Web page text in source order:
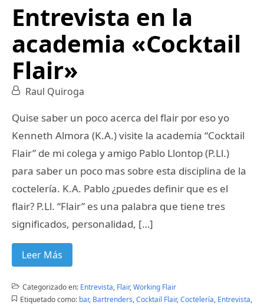
Entrevista en la
academia «Cocktail
Flair»
Raul Quiroga
Quise saber un poco acerca del flair por eso yo
Kenneth Almora (K.A.) visite la academia “Cocktail
Flair” de mi colega y amigo Pablo Llontop (P.Ll.)
para saber un poco mas sobre esta disciplina de la
coctelería. K.A. Pablo ¿puedes definir que es el
flair? P.Ll. “Flair” es una palabra que tiene tres
significados, personalidad, […]
Leer Más
Categorizado en: Entrevista, Flair,Working Flair
Etiquetado como: bar, Bartrenders,Cocktail Flair,Coctelería, Entrevista,